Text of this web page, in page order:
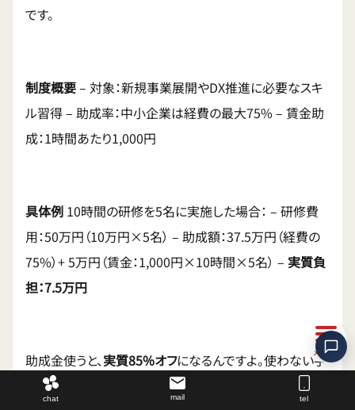
です。
制度概要– 対象：新規事業展開やDX推進に必要なスキ
ル習得 – 助成率：中小企業は経費の最大75% – 賃金助
成：1時間あたり1,000円
具体例 10時間の研修を5名に実施した場合： – 研修費
用：50万円（10万円×5名） – 助成額：37.5万円（経費の
75%）+ 5万円（賃金：1,000円×10時間×5名） – 実質負
担：7.5万円
助成金使うと、実質85%オフになるんですよ。使わない手
はないですよね。
chat mail tel